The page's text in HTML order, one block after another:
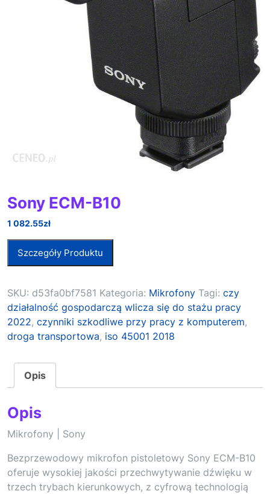
Sony ECM-B10
1 082.55zł
Szczegóły Produktu
SKU: d53fa0bf7581 Kategoria: Mikrofony Tagi: czy
działalność gospodarczą wlicza się do stażu pracy
2022, czynniki szkodliwe przy pracy z komputerem,
droga transportowa, iso 45001 2018
Opis
Opis
Mikrofony | Sony
Bezprzewodowy mikrofon pistoletowy Sony ECM-B10
oferuje wysokiej jakości przechwytywanie dźwięku w
trzech trybach kierunkowych, z cyfrową technologią